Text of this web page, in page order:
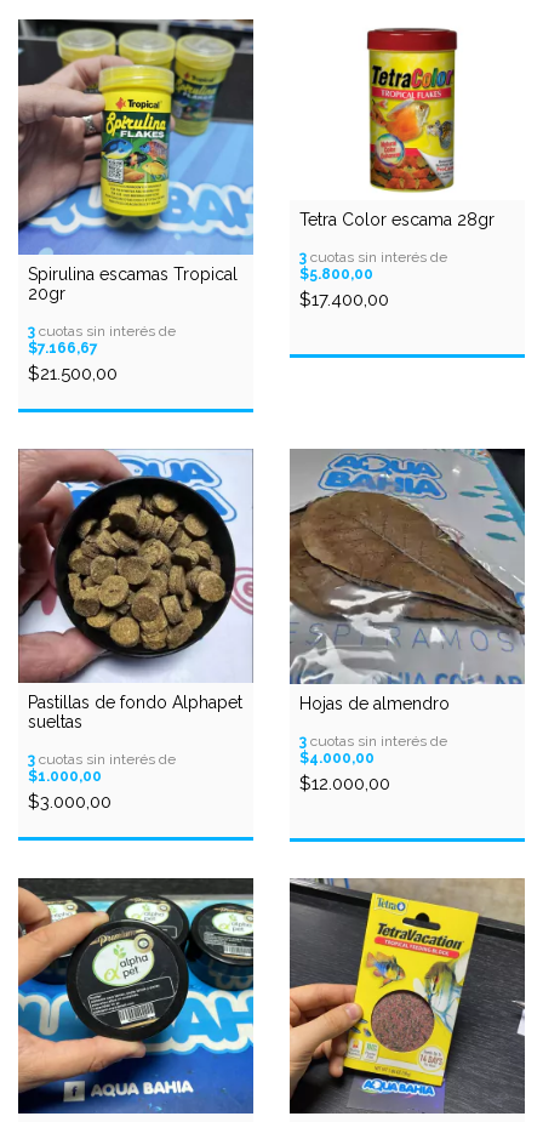
Spirulina escamas Tropical
20gr
3 cuotas sin interés de
$7.166,67
$21.500,00
Tetra Color escama 28gr
3 cuotas sin interés de
$5.800,00
$17.400,00
Pastillas de fondo Alphapet
sueltas
3 cuotas sin interés de
$1.000,00
$3.000,00
Hojas de almendro
3 cuotas sin interés de
$4.000,00
$12.000,00